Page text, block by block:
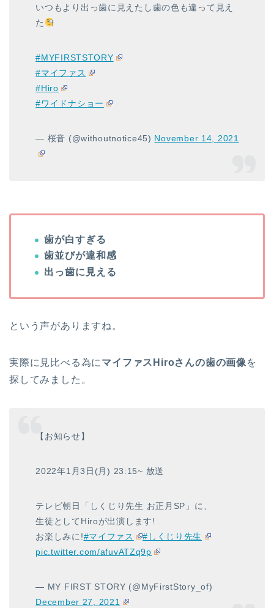
いつもより出っ歯に見えたし歯の色も違って見え
た
#MYFIRSTSTORY
#マイファス
#Hiro
#ワイドナショー
— 桜音 (@withoutnotice45) November 14, 2021
歯が白すぎる
歯並びが違和感
出っ歯に見える
という声がありますね。
実際に見比べる為に マイファスHiroさんの歯の画像 を
探してみました。
【お知らせ】
2022年1月3日(月) 23:15~ 放送
テレビ朝日「しくじり先生 お正月SP」に、
生徒としてHiroが出演します!
お楽しみに!#マイファス
#しくじり先生
pic.twitter.com/afuvATZq9p
— MY FIRST STORY (@MyFirstStory_of)
December 27, 2021